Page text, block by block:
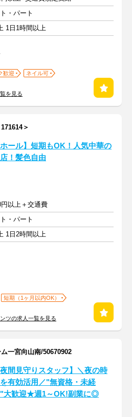
・パート
1日1時間以上
歓迎
ネイル可
を見る
＞
ホール】短期もOK！人気中華の
！髪色自由
以上＋交通費
・パート
1日2時間以上
短期（1ヶ月以内OK）
ツの求人一覧を見る
一宮向山南/50670902
夜間見守りスタッフ】＼夜の時
有効活用／"無資格・未経
大歓迎★週1～OK!副業に◎